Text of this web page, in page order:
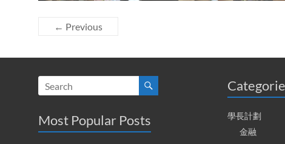
← Previous
Most Popular Posts
學長計劃
金融